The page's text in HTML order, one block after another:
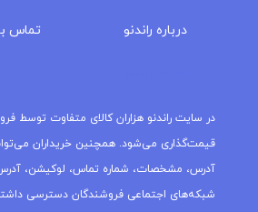
درباره‌ راندنو تماس
در سایت راندنو هزاران کالای متفاوت توسط
قیمت‌گذاری می‌شود. همچنین خریداران
آدرس، مشخصات، شماره تماس، لوکیشن،
شبکه‌های اجتماعی فروشندگان دسترسی